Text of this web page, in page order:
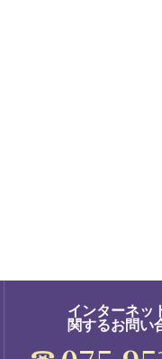
インターネッ
関するお問い